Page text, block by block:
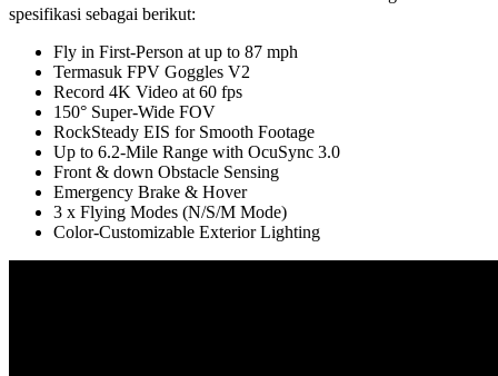
spesifikasi sebagai berikut:
Fly in First-Person at up to 87 mph
Termasuk FPV Goggles V2
Record 4K Video at 60 fps
150° Super-Wide FOV
RockSteady EIS for Smooth Footage
Up to 6.2-Mile Range with OcuSync 3.0
Front & down Obstacle Sensing
Emergency Brake & Hover
3 x Flying Modes (N/S/M Mode)
Color-Customizable Exterior Lighting